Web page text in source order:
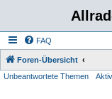
FAQ
Foren-Übersicht
Unbeantwortete Themen